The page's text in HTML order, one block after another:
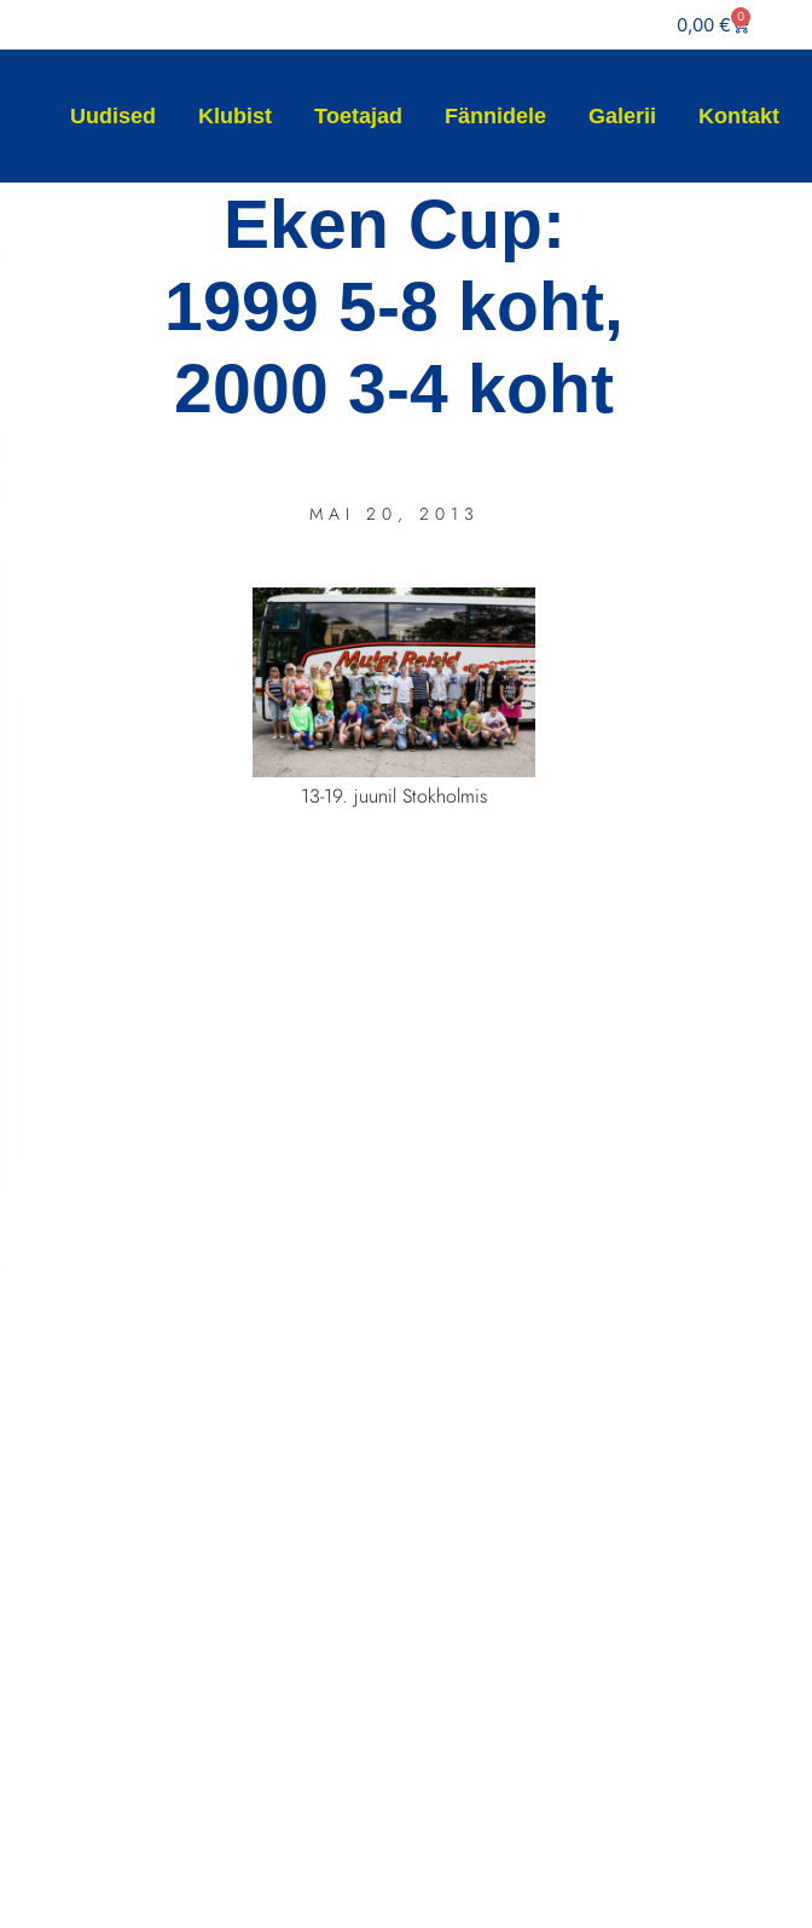
0,00€ 0
Uudised Klubist Toetajad Fännidele Galerii Kontakt
Eken Cup:
1999 5-8 koht,
2000 3-4 koht
MAI 20, 2013
13-19. juunil Stokholmis